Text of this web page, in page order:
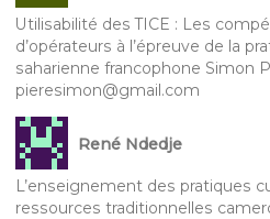
Utilisabilité des TICE : Les
d’opérateurs à l’épreuve de la
saharienne francophone Simon
pieresimon@gmail.com
René Ndedje
L’enseignement des pratiques
ressources traditionnelles